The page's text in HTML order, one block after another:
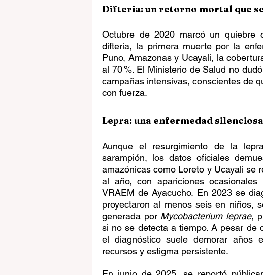
Difteria: un retorno mortal que
Octubre de 2020 marcó un quiebre
difteria, la primera muerte por la
Puno, Amazonas y Ucayali, la
al 70 %. El Ministerio de Salud no
campañas intensivas, conscientes de
con fuerza.
Lepra: una enfermedad
Aunque el resurgimiento de la
sarampión, los datos oficiales
amazónicas como Loreto y Ucayali se
al año, con apariciones
VRAEM de Ayacucho. En 2023 se
proyectaron al menos seis en niños,
generada por Mycobacterium leprae,
si no se detecta a tiempo. A pesar de
el diagnóstico suele demorar años
recursos y estigma persistente.